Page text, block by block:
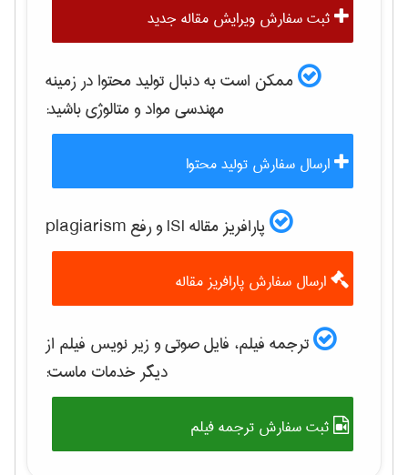
ثبت سفارش ویرایش مقاله جدید
ممکن است به دنبال تولید محتوا در زمینه
مهندسی مواد و متالوژیباشید:
ارسال سفارش تولید محتوا
پارافریز مقاله ISI و رفع plagiarism
ارسال سفارش پارافریز مقاله
ترجمه فیلم، فایل صوتی و زیر نویس فیلم از
دیگر خدمات ماست:
ثبت سفارش ترجمه فیلم